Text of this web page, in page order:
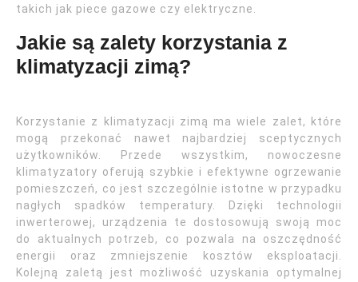
takich jak piece gazowe czy elektryczne.
Jakie są zalety korzystania z
klimatyzacji zimą?
Korzystanie z klimatyzacji zimą ma wiele zalet, które
mogą przekonać nawet najbardziej sceptycznych
użytkowników. Przede wszystkim, nowoczesne
klimatyzatory oferują szybkie i efektywne ogrzewanie
pomieszczeń, co jest szczególnie istotne w przypadku
nagłych spadków temperatury. Dzięki technologii
inwerterowej, urządzenia te dostosowują swoją moc
do aktualnych potrzeb, co pozwala na oszczędność
energii oraz zmniejszenie kosztów eksploatacji.
Kolejną zaletą jest możliwość uzyskania optymalnej